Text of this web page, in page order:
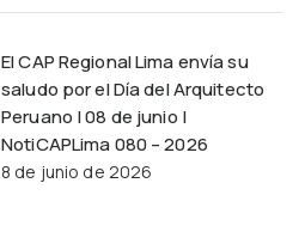
El CAP Regional Lima envía su
saludo por el Día del Arquitecto
Peruano | 08 de junio |
NotiCAPLima 080 – 2026
8 de junio de 2026